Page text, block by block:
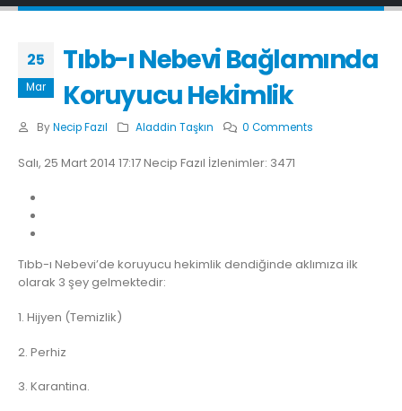
25
Mar
Tıbb-ı Nebevi Bağlamında
Koruyucu Hekimlik
By Necip Fazıl Aladdin Taşkın 0 Comments
Salı, 25 Mart 2014 17:17 Necip Fazıl İzlenimler: 3471
Tıbb-ı Nebevi’de koruyucu hekimlik dendiğinde aklımıza ilk
olarak 3 şey gelmektedir:
1. Hijyen (Temizlik)
2. Perhiz
3. Karantina.